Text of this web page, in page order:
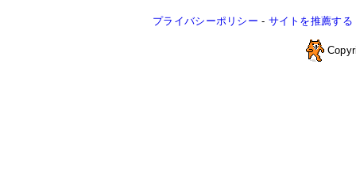
プライバシーポリシー - サイトを推薦する